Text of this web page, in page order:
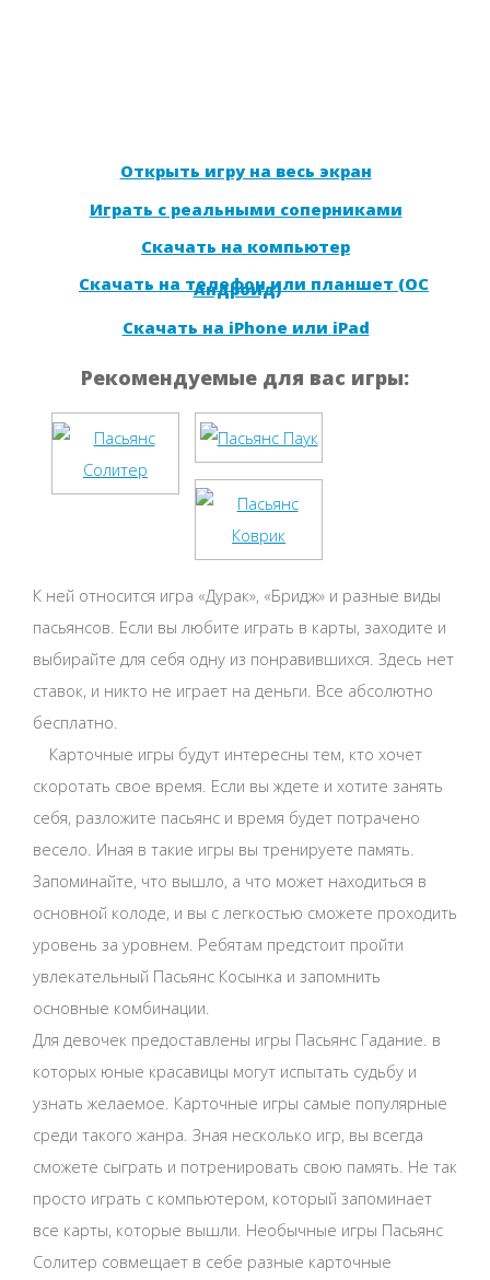
Открыть игру на весь экран
Играть с реальными соперниками
Скачать на компьютер
Скачать на телефон или планшет (ОС
Андроид)
Скачать на iPhone или iPad
Рекомендуемые для вас игры:
К ней относится игра «Дурак», «Бридж» и разные виды
пасьянсов. Если вы любите играть в карты, заходите и
выбирайте для себя одну из понравившихся. Здесь нет
ставок, и никто не играет на деньги. Все абсолютно
бесплатно.
Карточные игры будут интересны тем, кто хочет
скоротать свое время. Если вы ждете и хотите занять
себя, разложите пасьянс и время будет потрачено
весело. Иная в такие игры вы тренируете память.
Запоминайте, что вышло, а что может находиться в
основной колоде, и вы с легкостью сможете проходить
уровень за уровнем. Ребятам предстоит пройти
увлекательный Пасьянс Косынка и запомнить
основные комбинации.
Для девочек предоставлены игры Пасьянс Гадание. в
которых юные красавицы могут испытать судьбу и
узнать желаемое. Карточные игры самые популярные
среди такого жанра. Зная несколько игр, вы всегда
сможете сыграть и потренировать свою память. Не так
просто играть с компьютером, который запоминает
все карты, которые вышли. Необычные игры Пасьянс
Солитер совмещает в себе разные карточные